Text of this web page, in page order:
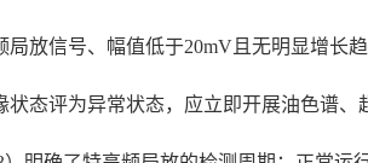
局放信号、幅值低于20mV且无明显增长
状态评为异常状态，应立即开展油色谱